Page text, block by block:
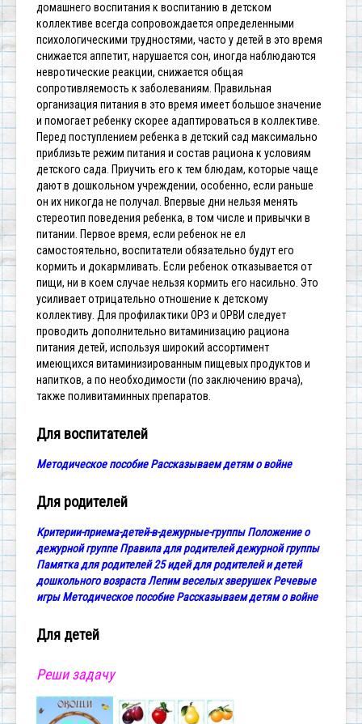
домашнего воспитания к воспитанию в детском
коллективе всегда сопровождается определенными
психологическими трудностями, часто у детей в это время
снижается аппетит, нарушается сон, иногда наблюдаются
невротические реакции, снижается общая
сопротивляемость к заболеваниям. Правильная
организация питания в это время имеет большое значение
и помогает ребенку скорее адаптироваться в коллективе.
Перед поступлением ребенка в детский сад максимально
приблизьте режим питания и состав рациона к условиям
детского сада. Приучить его к тем блюдам, которые чаще
дают в дошкольном учреждении, особенно, если раньше
он их никогда не получал. Впервые дни нельзя менять
стереотип поведения ребенка, в том числе и привычки в
питании. Первое время, если ребенок не ел
самостоятельно, воспитатели обязательно будут его
кормить и докармливать. Если ребенок отказывается от
пищи, ни в коем случае нельзя кормить его насильно. Это
усиливает отрицательно отношение к детскому
коллективу. Для профилактики ОРЗ и ОРВИ следует
проводить дополнительно витаминизацию рациона
питания детей, используя широкий ассортимент
имеющихся витаминизированным пищевых продуктов и
напитков, а по необходимости (по заключению врача),
также поливитаминныхпрепаратов.
Для воспитателей
Методическое пособие Рассказываем детям о войне
Для родителей
Критерии-приема-детей-в-дежурные-группы Положение о
дежурной группе Правила для родителей дежурной группы
Памятка для родителей25 идей для родителей и детей
дошкольного возрастаЛепим веселых зверушек Речевые
игры Методическое пособие Рассказываем детям о войне
Для детей
Реши задачу